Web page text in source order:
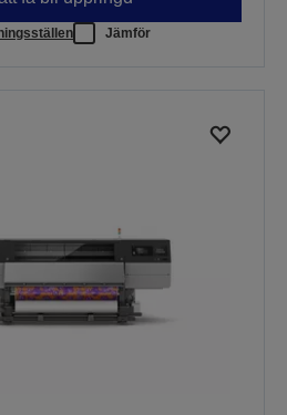
Jämför